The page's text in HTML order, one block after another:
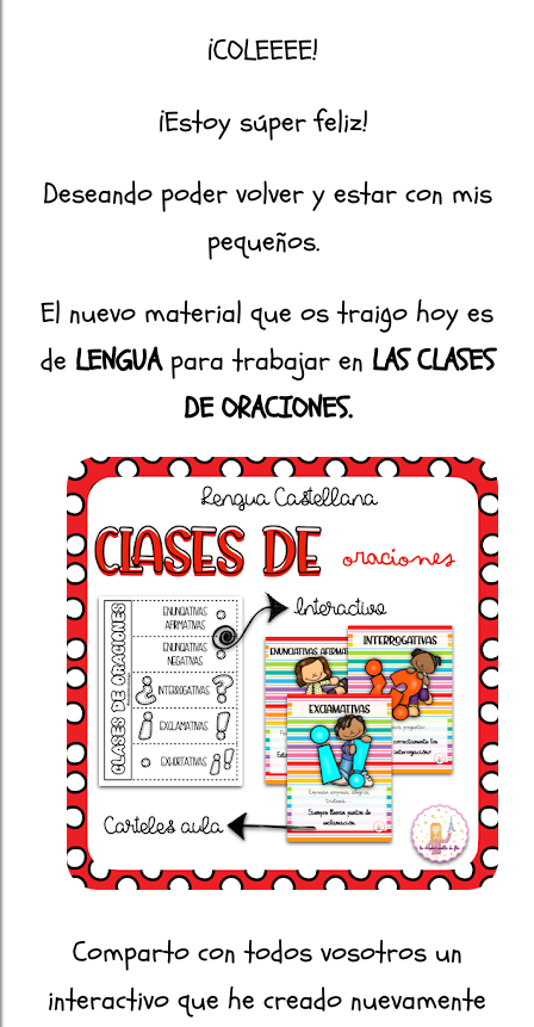
¡COLEEEE!
¡Estoy súper feliz!
Deseando poder volver y estar con mis
pequeños.
El nuevo material que os traigo hoy es
de LENGUA para trabajar en LAS CLASES
DE ORACIONES.
Comparto con todos vosotros un
interactivo que he creado nuevamente